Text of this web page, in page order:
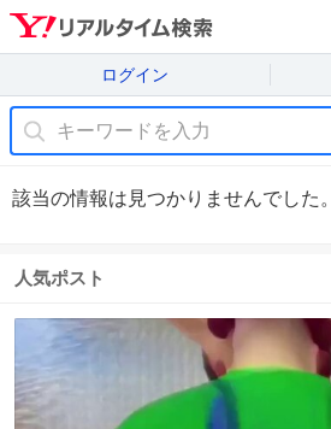
ログイン
該当の情報は見つかりませんでした。
人気ポスト